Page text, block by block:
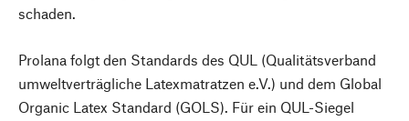
schaden.
Prolana folgt den Standards des QUL (Qualitätsverband
umweltverträgliche Latexmatratzen e.V.) und dem Global
Organic Latex Standard (GOLS). Für ein QUL-Siegel